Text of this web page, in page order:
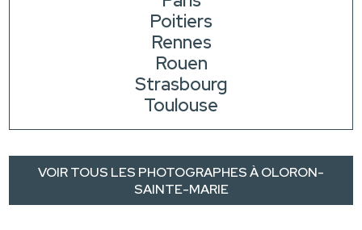
Poitiers
Rennes
Rouen
Strasbourg
Toulouse
VOIR TOUS LES PHOTOGRAPHES À OLORON-
SAINTE-MARIE